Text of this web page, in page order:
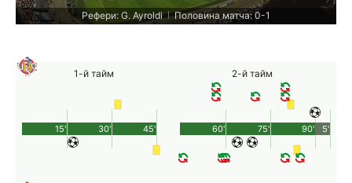
Рефери: G. Ayroldi | Половина матча: 0-1
1-й тайм
45'
15' 30'
2-й тайм
90'
60' 75' 5'